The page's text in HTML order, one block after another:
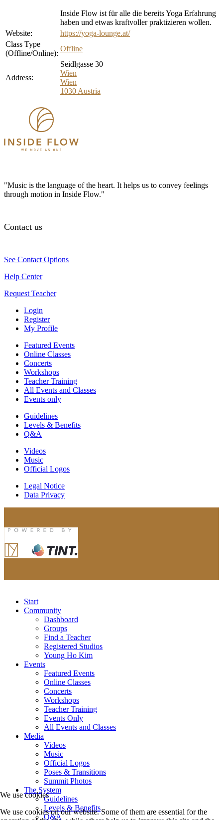
Inside Flow ist für alle die bereits Yoga Erfahrung
haben und etwas kraftvoller praktizieren wollen.
Website:
https://yoga-lounge.at/
Class Type
(Offline/Online):
Offline
Address:
Seidlgasse 30
Wien
Wien
1030 Austria
"Music is the language of the heart. It helps us to convey feelings
through motion in Inside Flow."
Contact us
See Contact Options
Help Center
Request Teacher
Login
Register
My Profile
Featured Events
Online Classes
Concerts
Workshops
Teacher Training
All Events and Classes
Events only
Guidelines
Levels & Benefits
Q&A
Videos
Music
Official Logos
Legal Notice
Data Privacy
Start
Community
Dashboard
Groups
Find a Teacher
Registered Studios
Young Ho Kim
Events
Featured Events
Online Classes
Concerts
Workshops
Teacher Training
Events Only
All Events and Classes
Media
Videos
Music
Official Logos
Poses & Transitions
Summit Photos
The System
Guidelines
Levels & Benefits
Q&A
We use cookies
We use cookies on our website. Some of them are essential for the